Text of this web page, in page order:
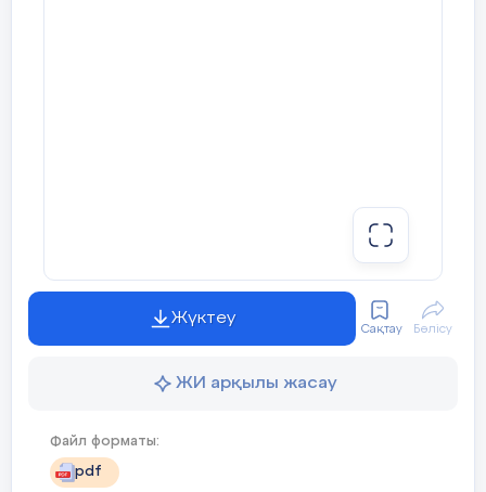
Жүктеу
Сақтау Бөлісу
ЖИ арқылы жасау
Файл форматы:
pdf